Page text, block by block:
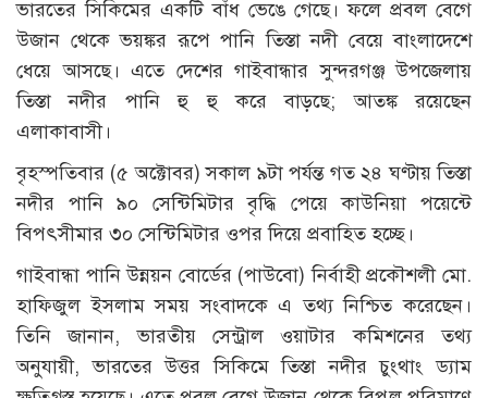
ভারতের সিকিমের একটি বাঁধ ভেঙে গেছে। ফলে প্রবল বেগে
উজান থেকে ভয়ঙ্কর রূপে পানি তিস্তা নদী বেয়ে বাংলাদেশে
ধেয়ে আসছে। এতে দেশের গাইবান্ধার সুন্দরগঞ্জ উপজেলায়
তিস্তা নদীর পানি হু হু করে বাড়ছে; আতঙ্ক রয়েছেন
এলাকাবাসী।
বৃহস্পতিবার (৫ অক্টোবর) সকাল ৯টা পর্যন্ত গত ২৪ ঘণ্টায় তিস্তা
নদীর পানি ৯০ সেন্টিমিটার বৃদ্ধি পেয়ে কাউনিয়া পয়েন্টে
বিপৎসীমার ৩০ সেন্টিমিটার ওপর দিয়ে প্রবাহিত হচ্ছে।
গাইবান্ধা পানি উন্নয়ন বোর্ডের (পাউবো) নির্বাহী প্রকৌশলী মো.
হাফিজুল ইসলাম সময় সংবাদকে এ তথ্য নিশ্চিত করেছেন।
তিনি জানান, ভারতীয় সেন্ট্রাল ওয়াটার কমিশনের তথ্য
অনুযায়ী, ভারতের উত্তর সিকিমে তিস্তা নদীর চুংথাং ড্যাম